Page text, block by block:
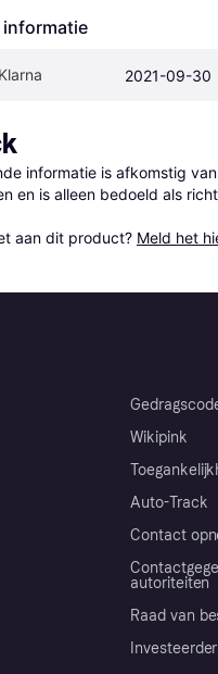
2021-09-30
informatie is afkomstig
en is alleen bedoeld als
aan dit product? Meld het
Wikipink
Auto-Track
Contact
autoriteiten
Raad van